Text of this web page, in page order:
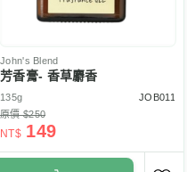
John's Blend
芳香膏- 香草麝香
135g
JOB011
原價 $250
NT$ 149